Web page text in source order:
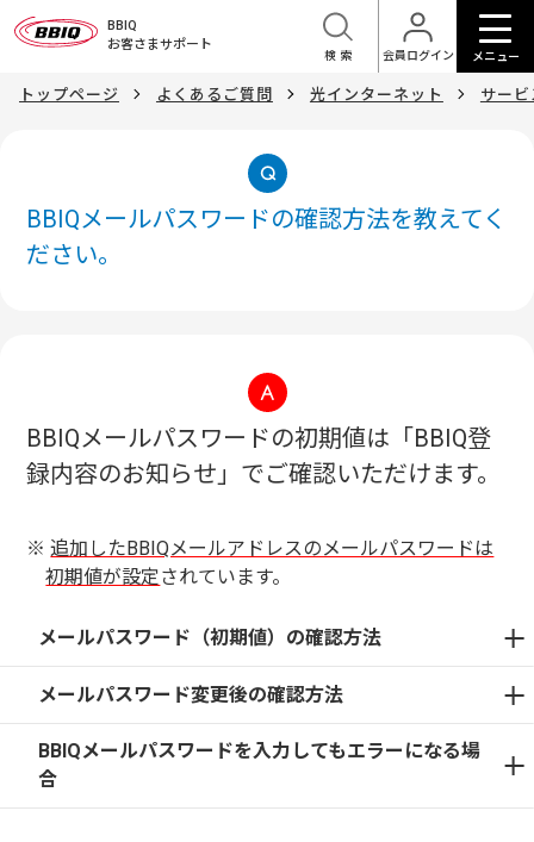
BBIQ
お客さまサポート
会員ログイン
検索 メニュー
トップページ よくあるご質問 光インターネット サー
BBIQメールパスワードの確認方法を教えてく
ださい。
BBIQメールパスワードの初期値は「BBIQ登
録内容のお知らせ」でご確認いただけます。
追加したBBIQメールアドレスのメールパスワードは
初期値が設定されています。
メールパスワード（初期値）の確認方法
メールパスワード変更後の確認方法
BBIQメールパスワードを入力してもエラーになる場
合